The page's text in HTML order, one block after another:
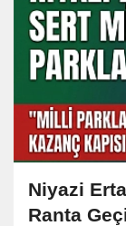
Niyazi
Ranta